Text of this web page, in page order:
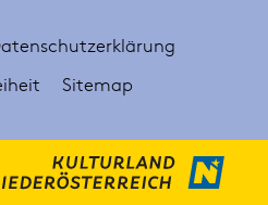
Sitemap